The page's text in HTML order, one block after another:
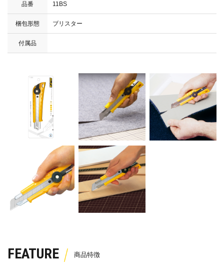
品番 11BS
梱包形態 ブリスター
付属品
FEATURE